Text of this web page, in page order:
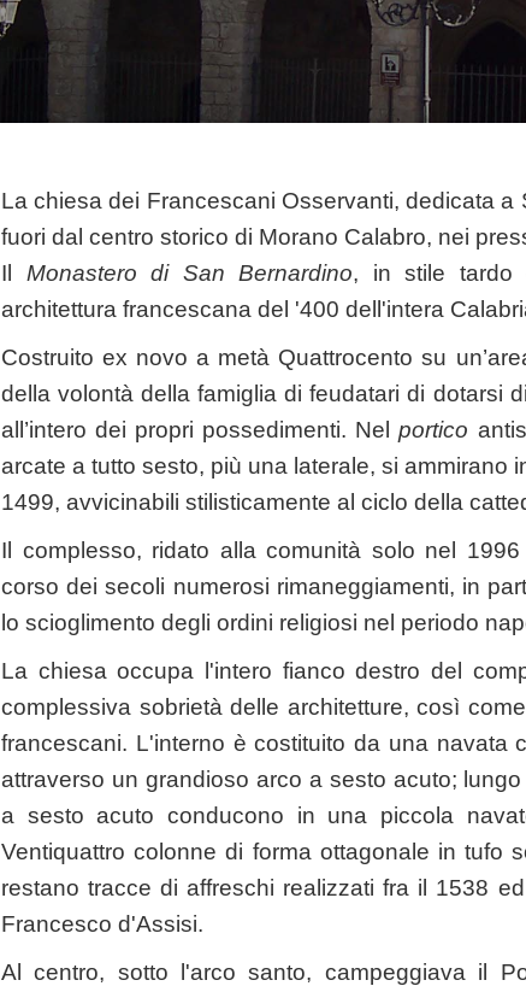
La chiesa dei Francescani Osservanti, dedicata
fuori dal centro storico di Morano Calabro, nei
Il Monastero di San Bernardino, in stile tardo
architettura francescana del '400 dell'intera
Costruito ex novo a metà Quattrocento su
della volontà della famiglia di feudatari di dotarsi
all’intero dei propri possedimenti. Nelportico
arcate a tutto sesto, più una laterale, si ammirano
1499, avvicinabili stilisticamente al ciclo della
Il complesso, ridato alla comunità solo nel
corso dei secoli numerosi rimaneggiamenti, in
lo scioglimento degli ordini religiosi nel periodo
La chiesa occupa l'intero fianco destro del
complessiva sobrietà delle architetture, così
francescani. L'interno è costituito da una navata
attraverso un grandioso arco a sesto acuto;
a sesto acuto conducono in una piccola
Ventiquattro colonne di forma ottagonale in tufo
restano tracce di affreschi realizzati fra il 1538
Francesco d'Assisi.
Al centro, sotto l'arco santo, campeggiava il